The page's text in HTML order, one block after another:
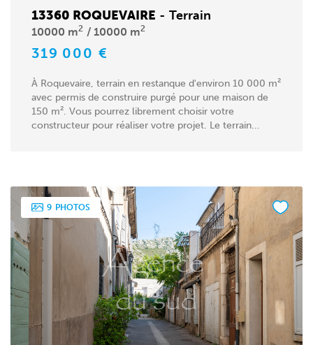
13360 ROQUEVAIRE - Terrain
10000 m2 10000 m2
319 000 €
À Roquevaire, terrain en restanque d'environ 10 000 m²
avec permis de construire purgé pour une maison de
150 m². Vous pourrez librement choisir votre
constructeur pour réaliser votre projet. Le terrain...
9 PHOTOS